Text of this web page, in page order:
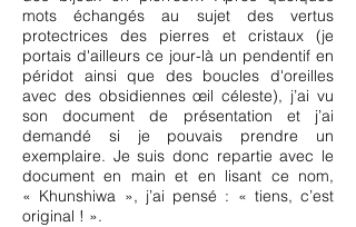
mots échangés au sujet des vertus
protectrices des pierres et cristaux (je
portais d'ailleurs ce jour-là un pendentif en
péridot ainsi que des boucles d'oreilles
avec des obsidiennes œil céleste), j’ai vu
son document de présentation et j’ai
demandé si je pouvais prendre un
exemplaire. Je suis donc repartie avec le
document en main et en lisant ce nom,
« Khunshiwa », j’ai pensé : « tiens, c’est
original ! ».